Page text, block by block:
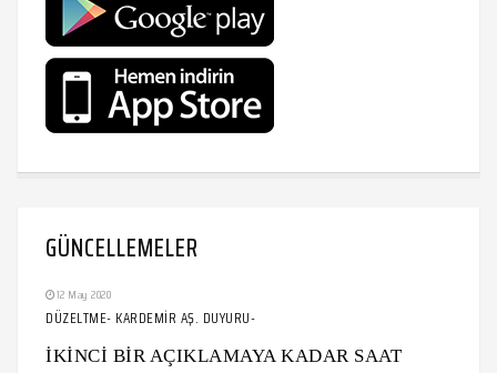
GÜNCELLEMELER
12 May 2020
DÜZELTME- KARDEMİR AŞ. DUYURU-
İKİNCİ BİR AÇIKLAMAYA KADAR SAAT